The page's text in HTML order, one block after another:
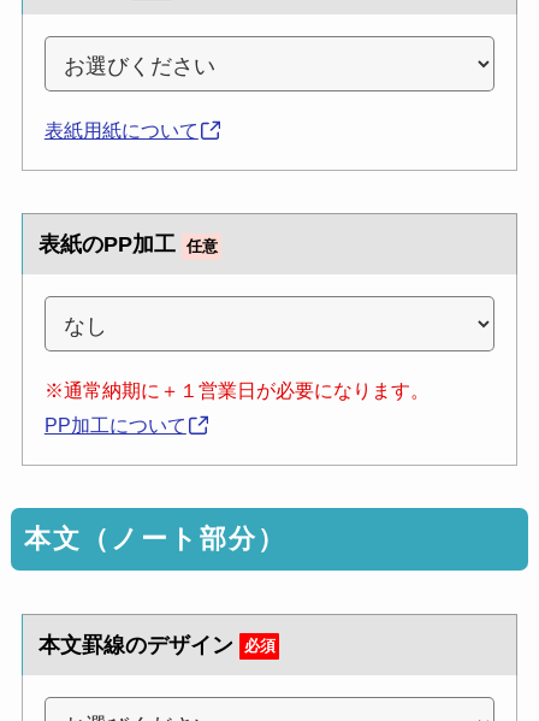
表紙用紙について
表紙のPP加工 任意
※通常納期に＋１営業日が必要になります。
PP加工について
本文（ノート部分）
本文罫線のデザイン 必須